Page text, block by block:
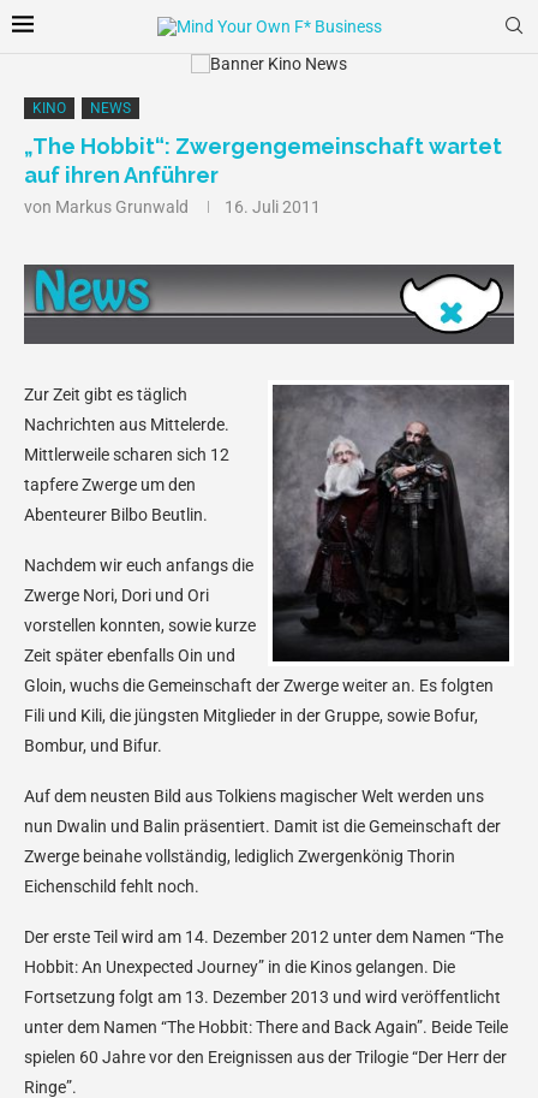
KINO NEWS
„The Hobbit“: Zwergengemeinschaft wartet
auf ihren Anführer
von Markus Grunwald 16. Juli 2011
Zur Zeit gibt es täglich
Nachrichten aus Mittelerde.
Mittlerweile scharen sich 12
tapfere Zwerge um den
Abenteurer Bilbo Beutlin.
Nachdem wir euch anfangs die
Zwerge Nori, Dori und Ori
vorstellen konnten, sowie kurze
Zeit später ebenfalls Oin und
Gloin, wuchs die Gemeinschaft der Zwerge weiter an. Es folgten
Fili und Kili, die jüngsten Mitglieder in der Gruppe, sowie Bofur,
Bombur, und Bifur.
Auf dem neusten Bild aus Tolkiens magischer Welt werden uns
nun Dwalin und Balin präsentiert. Damit ist die Gemeinschaft der
Zwerge beinahe vollständig, lediglich Zwergenkönig Thorin
Eichenschild fehlt noch.
Der erste Teil wird am 14. Dezember 2012 unter dem Namen “The
Hobbit: An Unexpected Journey” in die Kinos gelangen. Die
Fortsetzung folgt am 13. Dezember 2013 und wird veröffentlicht
unter dem Namen “The Hobbit: There and Back Again”. Beide Teile
spielen 60 Jahre vor den Ereignissen aus der Trilogie “Der Herr der
Ringe”.